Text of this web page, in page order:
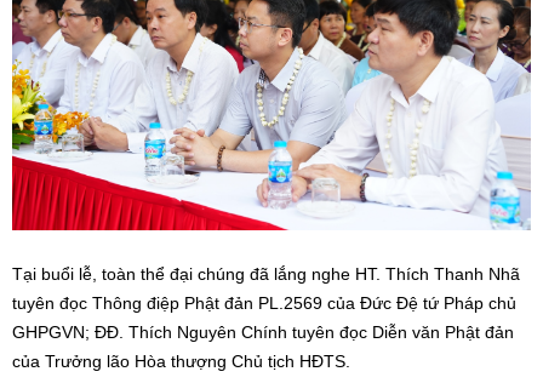
Tại buổi lễ, toàn thể đại chúng đã lắng nghe HT. Thích Thanh Nhã
tuyên đọc Thông điệp Phật đản PL.2569 của Đức Đệ tứ Pháp chủ
GHPGVN; ĐĐ. Thích Nguyên Chính tuyên đọc Diễn văn Phật đản
của Trưởng lão Hòa thượng Chủ tịch HĐTS.